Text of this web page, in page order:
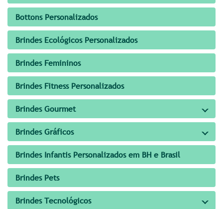
Bottons Personalizados
Brindes Ecológicos Personalizados
Brindes Femininos
Brindes Fitness Personalizados
Brindes Gourmet
Brindes Gráficos
Brindes Infantis Personalizados em BH e Brasil
Brindes Pets
Brindes Tecnológicos